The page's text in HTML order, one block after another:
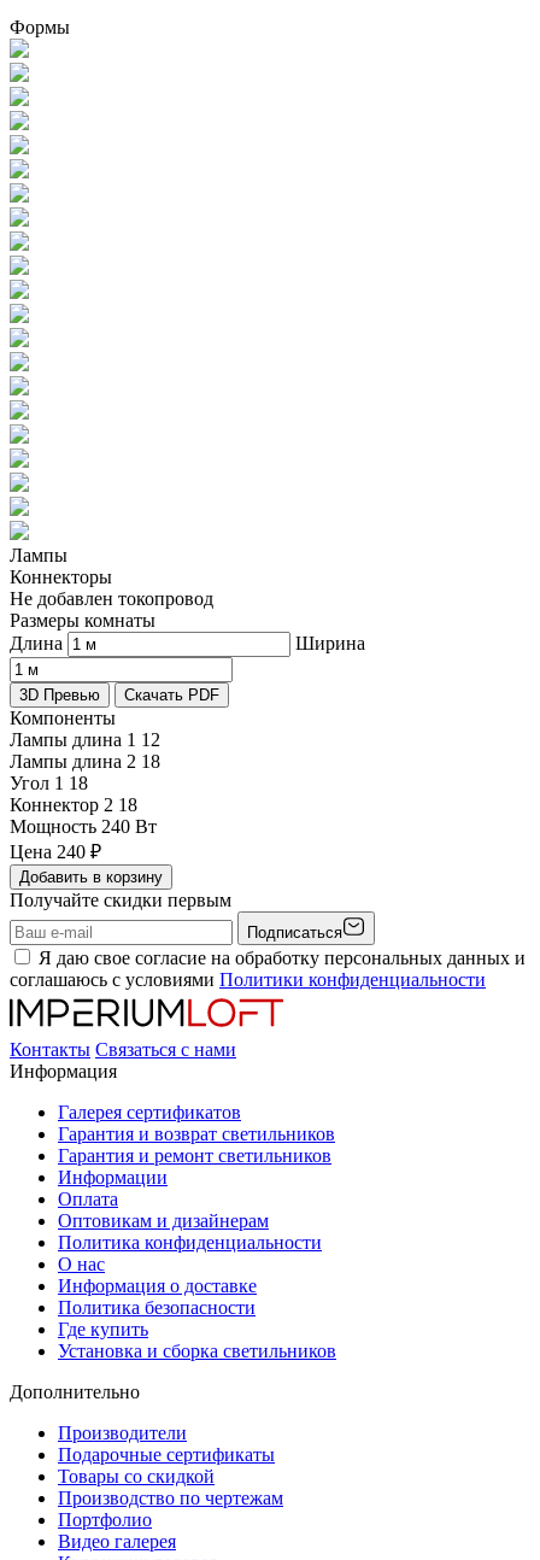
Формы
Лампы
Коннекторы
Не добавлен токопровод
Размеры комнаты
Длина
Ширина
3D Превью Скачать PDF
Компоненты
Лампы длина 1 12
Лампы длина 2 18
Угол 1 18
Коннектор 2 18
Мощность 240 Вт
Цена 240 ₽
Добавить в корзину
Получайте скидки первым
Подписаться
Я даю свое согласие на обработку персональных данных и
соглашаюсь с условиями Политики конфиденциальности
Контакты Связаться с нами
Информация
Галерея сертификатов
Гарантия и возврат светильников
Гарантия и ремонт светильников
Информации
Оплата
Оптовикам и дизайнерам
Политика конфиденциальности
О нас
Информация о доставке
Политика безопасности
Где купить
Установка и сборка светильников
Дополнительно
Производители
Подарочные сертификаты
Товары со скидкой
Производство по чертежам
Портфолио
Видео галерея